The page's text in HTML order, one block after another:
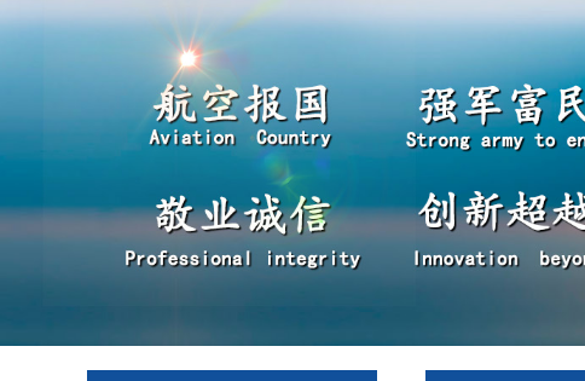
联系我们
制造工艺
企业文化
资质荣誉
制冷机组
冷藏车置换
新飞专用车